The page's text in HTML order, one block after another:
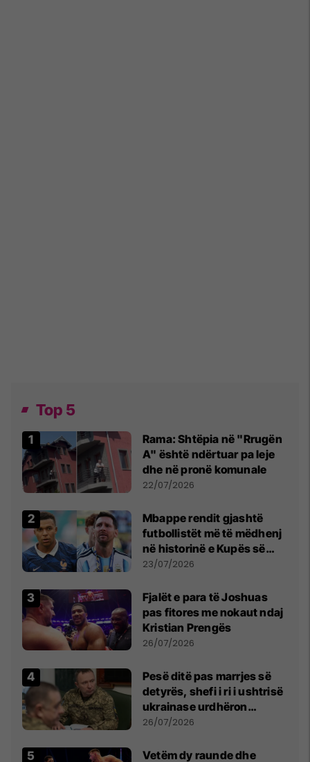
Top 5
Rama: Shtëpia në "Rrugën
A" është ndërtuar pa leje
dhe në pronë komunale
22/07/2026
Mbappe rendit gjashtë
futbollistët më të mëdhenj
në historinë e Kupës së
Botës, Messi mbetet i dyti
23/07/2026
Fjalët e para të Joshuas
pas fitores me nokaut ndaj
Kristian Prengës
26/07/2026
Pesë ditë pas marrjes së
detyrës, shefi i ri i ushtrisë
ukrainase urdhëron
kontroll të madh
26/07/2026
Vetëm dy raunde dhe